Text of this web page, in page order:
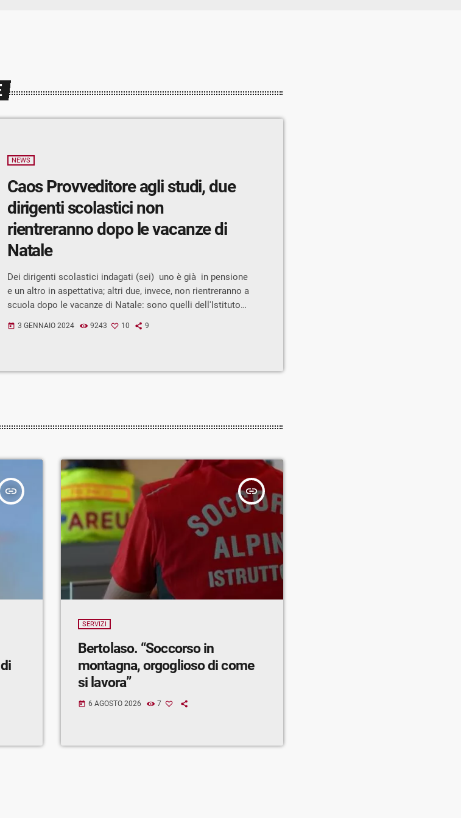
NEWS
Caos Provveditore agli studi, due
dirigenti scolastici non
rientreranno dopo le vacanze di
Natale
Dei dirigenti scolastici indagati (sei) uno è già in pensione
e un altro in aspettativa; altri due, invece, non rientreranno a
scuola dopo le vacanze di Natale: sono quelli dell'Istituto
Sondrio. Porta infatti la data di oggi l'avviso (interpello, per
scolastici della Lombardia […]
today 3 GENNAIO 2024 9243 10 9
insert_link insert_link
SERVIZI
Bertolaso. “Soccorso in
montagna, orgoglioso di come
si lavora”
today 6 AGOSTO 2026 7